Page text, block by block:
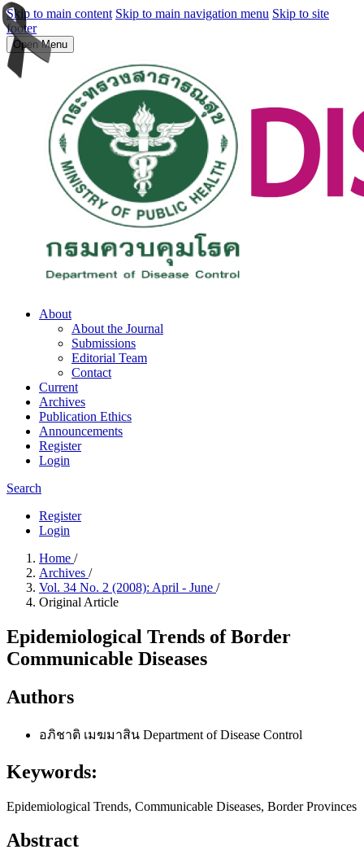
Skip to main content Skip to main navigation menu Skip to site
footer
Open Menu
About
About the Journal
Submissions
Editorial Team
Contact
Current
Archives
Publication Ethics
Announcements
Register
Login
Search
Register
Login
Home /
Archives /
Vol. 34 No. 2 (2008): April - June /
Original Article
Epidemiological Trends of Border
Communicable Diseases
Authors
อภิชาติ เมฆมาสิน Department of Disease Control
Keywords:
Epidemiological Trends, Communicable Diseases, Border Provinces
Abstract